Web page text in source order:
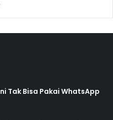
Tak Bisa Pakai WhatsApp